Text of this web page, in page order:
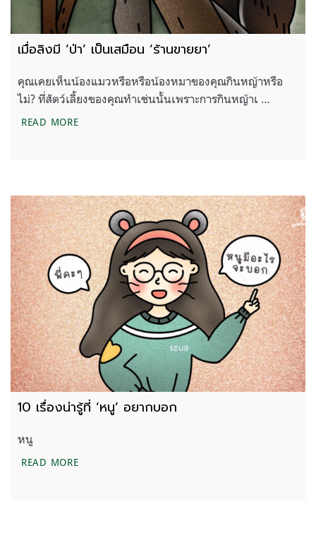
เมื่อลิงมี ‘ป่า’ เป็นเสมือน ‘ร้านขายยา’
คุณเคยเห็นน้องแมวหรือหรือน้องหมาของคุณกินหญ้าหรือ
ไม่? ที่สัตว์เลี้ยงของคุณทำเช่นนั้นเพราะการกินหญ้าเ …
READ MOREเมื่อลิงมี ‘ป่า’ เป็นเสมือน ‘ร้านขายยา’
10 เรื่องน่ารู้ที่ ‘หนู’ อยากบอก
หนู
READ MORE10 เรื่องน่ารู้ที่ ‘หนู’ อยากบอก